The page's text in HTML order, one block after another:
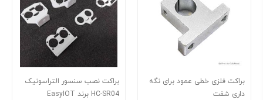
براکت فلزی خطی عمود برای نگه
داری شفت
براکت نصب سنسور التراسونیک
HC-SR04 برند EasyIOT